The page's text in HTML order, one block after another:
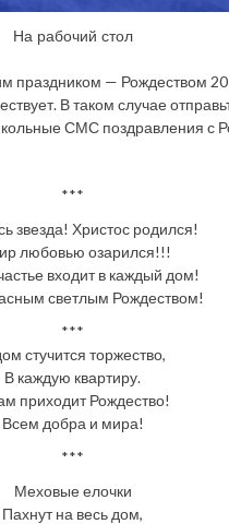
На рабочий стол
праздником — Рождеством
В таком случае
СМС поздравления с
***
звезда! Христос родился!
любовью озарился!!!
входит в каждый дом!
светлым Рождеством!
***
стучится торжество,
В каждую квартиру.
приходит Рождество!
Всем добра и мира!
***
Меховые елочки
Пахнут на весь дом,